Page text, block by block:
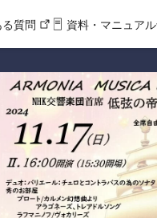
質問 資料・マニュアル